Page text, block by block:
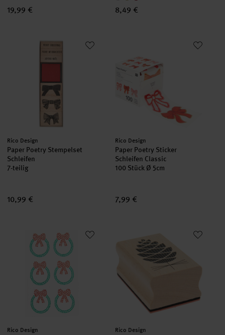
19,99 € 8,49 €
Paper Poetry Stempelset Schleifen
Hersteller:
Rico Design
Paper Poetry Stempelset
Schleifen
7-teilig
10,99 €
Paper Poetry Sticker Schleifen
Hersteller:
Rico Design
Paper Poetry Sticker
Schleifen Classic
100 Stück Ø 5cm
7,99 €
Paper Poetry Strass-Sticker Kränze
Hersteller:
Rico Design
Paper Poetry Stempel Put a
Hersteller:
Rico Design